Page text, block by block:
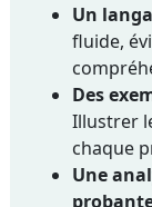
Un
fluide,
Des
Illustrer
chaque
Une